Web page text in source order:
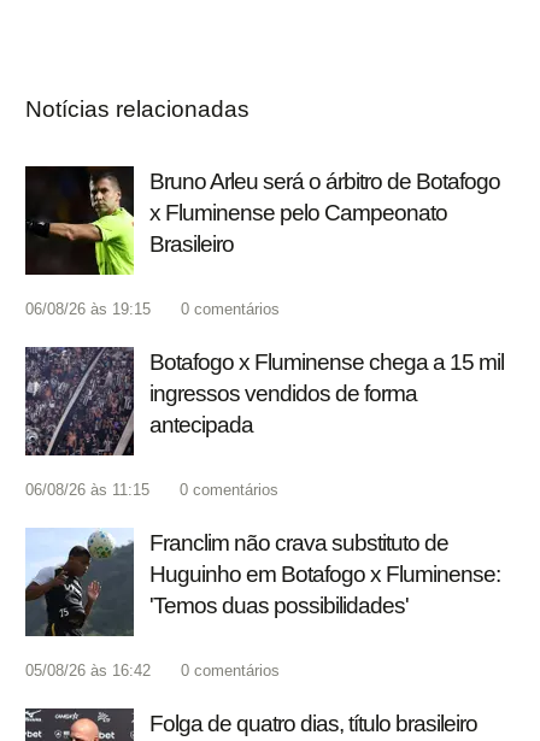
Notícias relacionadas
Bruno Arleu será o árbitro de Botafogo
x Fluminense pelo Campeonato
Brasileiro
06/08/26 às 19:15 0 comentários
Botafogo x Fluminense chega a 15 mil
ingressos vendidos de forma
antecipada
06/08/26 às 11:15 0 comentários
Franclim não crava substituto de
Huguinho em Botafogo x Fluminense:
'Temos duas possibilidades'
05/08/26 às 16:42 0 comentários
Folga de quatro dias, título brasileiro